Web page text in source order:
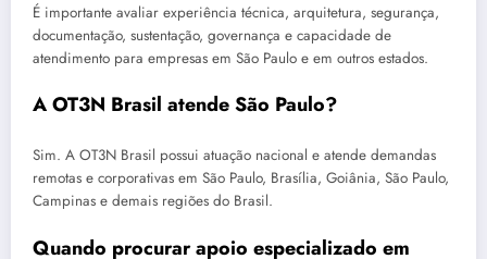
É importante avaliar experiência técnica, arquitetura, segurança,
documentação, sustentação, governança e capacidade de
atendimento para empresas em São Paulo e em outros estados.
A OT3N Brasil atende São Paulo?
Sim. A OT3N Brasil possui atuação nacional e atende demandas
remotas e corporativas em São Paulo, Brasília, Goiânia, São Paulo,
Campinas e demais regiões do Brasil.
Quando procurar apoio especializado em